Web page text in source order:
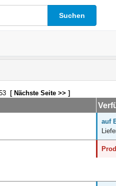
Suchen
[ Nächste Seite >> ]
auf